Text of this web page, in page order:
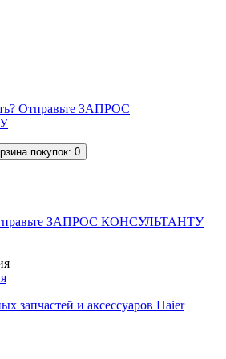
Отправьте ЗАПРОС
покупок: 0
ЗАПРОС КОНСУЛЬТАНТУ